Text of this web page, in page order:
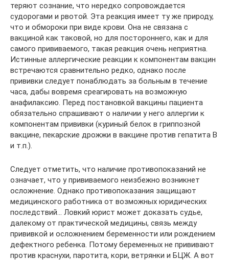
теряют сознание, что нередко сопровождается
судорогами и рвотой. Эта реакция имеет ту же природу,
что и обмороки при виде крови. Она не связана с
вакциной как таковой, но для постороннего, как и для
самого прививаемого, такая реакция очень неприятна.
Истинные аллергические реакции к компонентам вакцин
встречаются сравнительно редко, однако после
прививки следует понаблюдать за больным в течение
часа, дабы вовремя среагировать на возможную
анафилаксию. Перед постановкой вакцины пациента
обязательно спрашивают о наличии у него аллергии к
компонентам прививки (куриный белок в гриппозной
вакцине, пекарские дрожжи в вакцине против гепатита В
и т.п.).
Следует отметить, что наличие противопоказаний не
означает, что у прививаемого неизбежно возникнет
осложнение. Однако противопоказания защищают
медицинского работника от возможных юридических
последствий… Ловкий юрист может доказать судье,
далекому от практической медицины, связь между
прививкой и осложнением беременности или рождением
дефектного ребенка. Потому беременных не прививают
против краснухи, паротита, кори, ветрянки и БЦЖ. А вот